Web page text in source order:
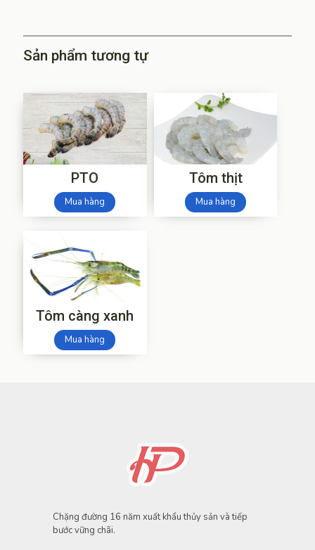
Sản phẩm tương tự
PTO
Mua hàng
Tôm thịt
Mua hàng
Tôm càng xanh
Mua hàng
Chặng đường 16 năm xuất khẩu thủy sản và tiếp
bước vững chãi.